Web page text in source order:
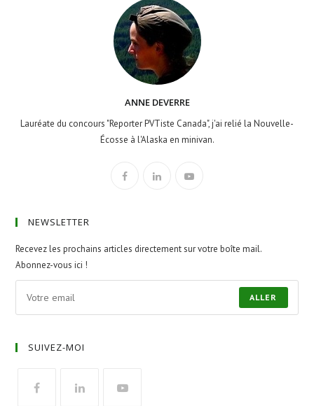
ANNE DEVERRE
Lauréate du concours "Reporter PVTiste Canada", j'ai relié la Nouvelle-
Écosse à l'Alaska en minivan.
NEWSLETTER
Recevez les prochains articles directement sur votre boîte mail.
Abonnez-vous ici !
ALLER
SUIVEZ-MOI